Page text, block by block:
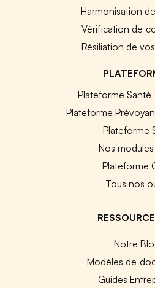
Harmonisation
Vérification de
Résiliation de
Plateforme Santé
Plateforme
Plateforme
Nos modules
Plateforme
Tous nos
Notre
Modèles de
Guides